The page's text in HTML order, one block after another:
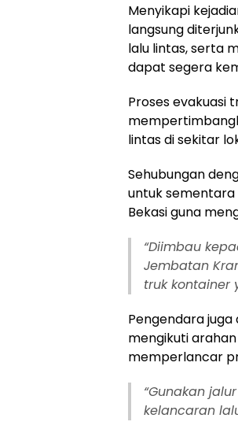
Menyikapi
langsung
lalu lintas, serta
dapat segera
Proses evakuasi
lintas di sekitar
Sehubungan
untuk sementara
Bekasi guna
“Diimbau
Jembatan
truk kontainer
Pengendara
mengikuti
memperlancar
“Gunakan
kelancaran